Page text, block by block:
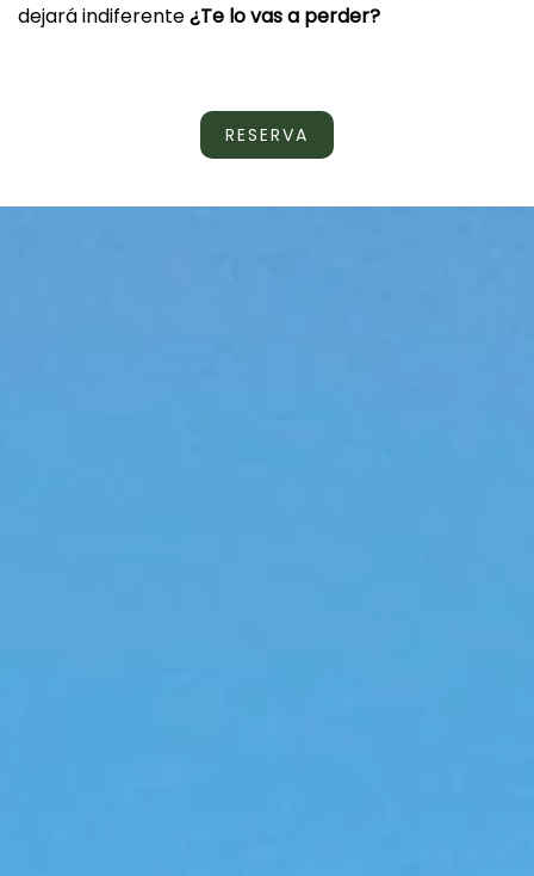
dejará indiferente¿Te lo vas a perder?
RESERVA